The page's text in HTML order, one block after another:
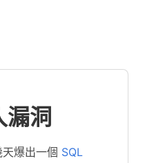
洞
爆出一個 SQL